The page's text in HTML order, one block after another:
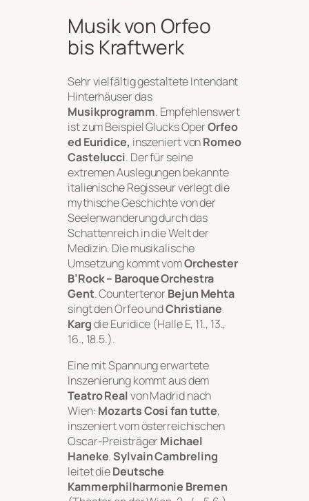
Musik von Orfeo
bis Kraftwerk
Sehr vielfältig gestaltete Intendant
Hinterhäuser das
Musikprogramm. Empfehlenswert
ist zum Beispiel Glucks OperOrfeo
ed Euridice, inszeniert vonRomeo
Castelucci. Der für seine
extremen Auslegungen bekannte
italienische Regisseurverlegt die
mythische Geschichte von der
Seelenwanderung durch das
Schattenreich in die Welt der
Medizin. Die musikalische
Umsetzung kommt vomOrchester
B’Rock – Baroque Orchestra
Gent. CountertenorBejun Mehta
singt den Orfeo undChristiane
Kargdie Euridice (Halle E, 11., 13.,
16., 18.5.).
Eine mit Spannung erwartete
Inszenierung kommt aus dem
Teatro Realvon Madrid nach
Wien: MozartsCosi fan tutte,
inszeniert vom österreichischen
Oscar-PreisträgerMichael
Haneke. Sylvain Cambreling
leitet dieDeutsche
Kammerphilharmonie Bremen